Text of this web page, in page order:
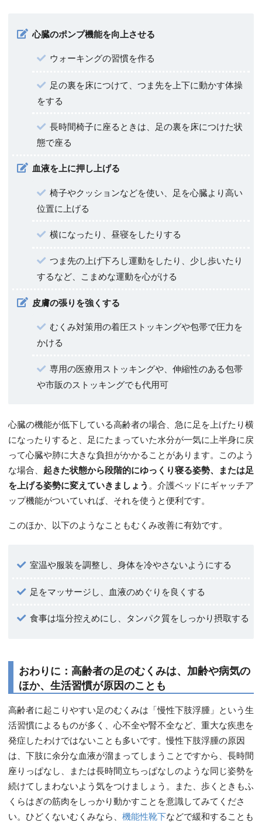
心臓のポンプ機能を向上させる
ウォーキングの習慣を作る
足の裏を床につけて、つま先を上下に動かす体操
をする
長時間椅子に座るときは、足の裏を床につけた状
態で座る
血液を上に押し上げる
椅子やクッションなどを使い、足を心臓より高い
位置に上げる
横になったり、昼寝をしたりする
つま先の上げ下ろし運動をしたり、少し歩いたり
するなど、こまめな運動を心がける
皮膚の張りを強くする
むくみ対策用の着圧ストッキングや包帯で圧力を
かける
専用の医療用ストッキングや、伸縮性のある包帯
や市販のストッキングでも代用可
心臓の機能が低下している高齢者の場合、急に足を上げたり横
になったりすると、足にたまっていた水分が一気に上半身に戻
って心臓や肺に大きな負担がかかることがあります。このよう
な場合、 起きた状態から段階的にゆっくり寝る姿勢、または足
を上げる姿勢に変えていきましょう 。介護ベッドにギャッチア
ップ機能がついていれば、それを使うと便利です。
このほか、以下のようなこともむくみ改善に有効です。
室温や服装を調整し、身体を冷やさないようにする
足をマッサージし、血液のめぐりを良くする
食事は塩分控えめにし、タンパク質をしっかり摂取する
おわりに：高齢者の足のむくみは、加齢や病気の
ほか、生活習慣が原因のことも
高齢者に起こりやすい足のむくみは「慢性下肢浮腫」という生
活習慣によるものが多く、心不全や腎不全など、重大な疾患を
発症したわけではないことも多いです。慢性下肢浮腫の原因
は、下肢に余分な血液が溜まってしまうことですから、長時間
座りっぱなし、または長時間立ちっぱなしのような同じ姿勢を
続けてしまわないよう気をつけましょう。また、歩くときもふ
くらはぎの筋肉をしっかり動かすことを意識してみてくださ
い。ひどくないむくみなら、 機能性靴下などで緩和することも